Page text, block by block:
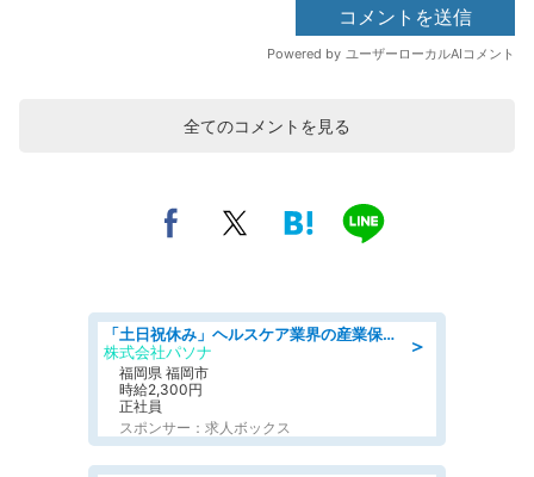
全てのコメントを見る
＞
「土日祝休み」ヘルスケア業界の産業保健師/高時給/未経験OK/要資格:保健師、正看護師
株式会社パソナ
福岡県 福岡市
時給2,300円
正社員
スポンサー：求人ボックス